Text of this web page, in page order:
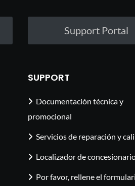
Support Portal
SUPPORT
Documentación técnica y
promocional
Servicios de reparación y
Localizador de
Por favor, rellene el